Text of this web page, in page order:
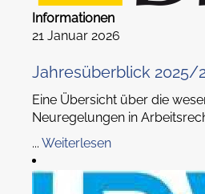
Informationen
21 Januar 2026
Jahresüberblick 2025/
Eine Übersicht über die
Neuregelungen in
... Weiterlesen